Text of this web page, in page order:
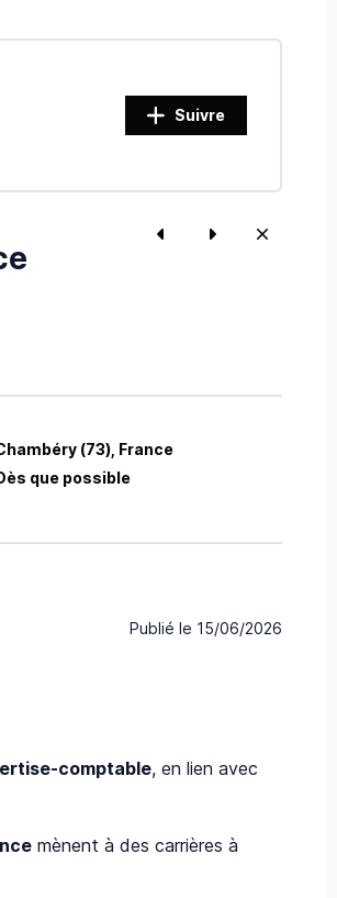
Suivre
(73), France
que possible
Publié le 15/06/2026
comptable, en lien avec
mènent à des carrières à